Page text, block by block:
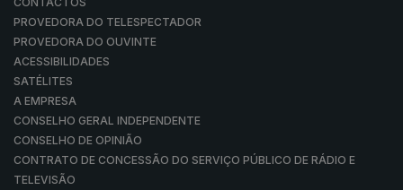
PROVEDORA DO TELESPECTADOR
PROVEDORA DO OUVINTE
ACESSIBILIDADES
SATÉLITES
A EMPRESA
CONSELHO GERAL INDEPENDENTE
CONSELHO DE OPINIÃO
CONTRATO DE CONCESSÃO DO SERVIÇO PÚBLICO DE RÁDIO E
TELEVISÃO